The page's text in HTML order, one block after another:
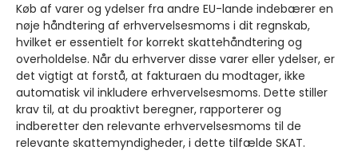
Køb af varer og ydelser fra andre EU-lande indebærer en
nøje håndtering af erhvervelsesmoms i dit regnskab,
hvilket er essentielt for korrekt skattehåndtering og
overholdelse. Når du erhverver disse varer eller ydelser, er
det vigtigt at forstå, at fakturaen du modtager, ikke
automatisk vil inkludere erhvervelsesmoms. Dette stiller
krav til, at du proaktivt beregner, rapporterer og
indberetter den relevante erhvervelsesmoms til de
relevante skattemyndigheder, i dette tilfælde SKAT.